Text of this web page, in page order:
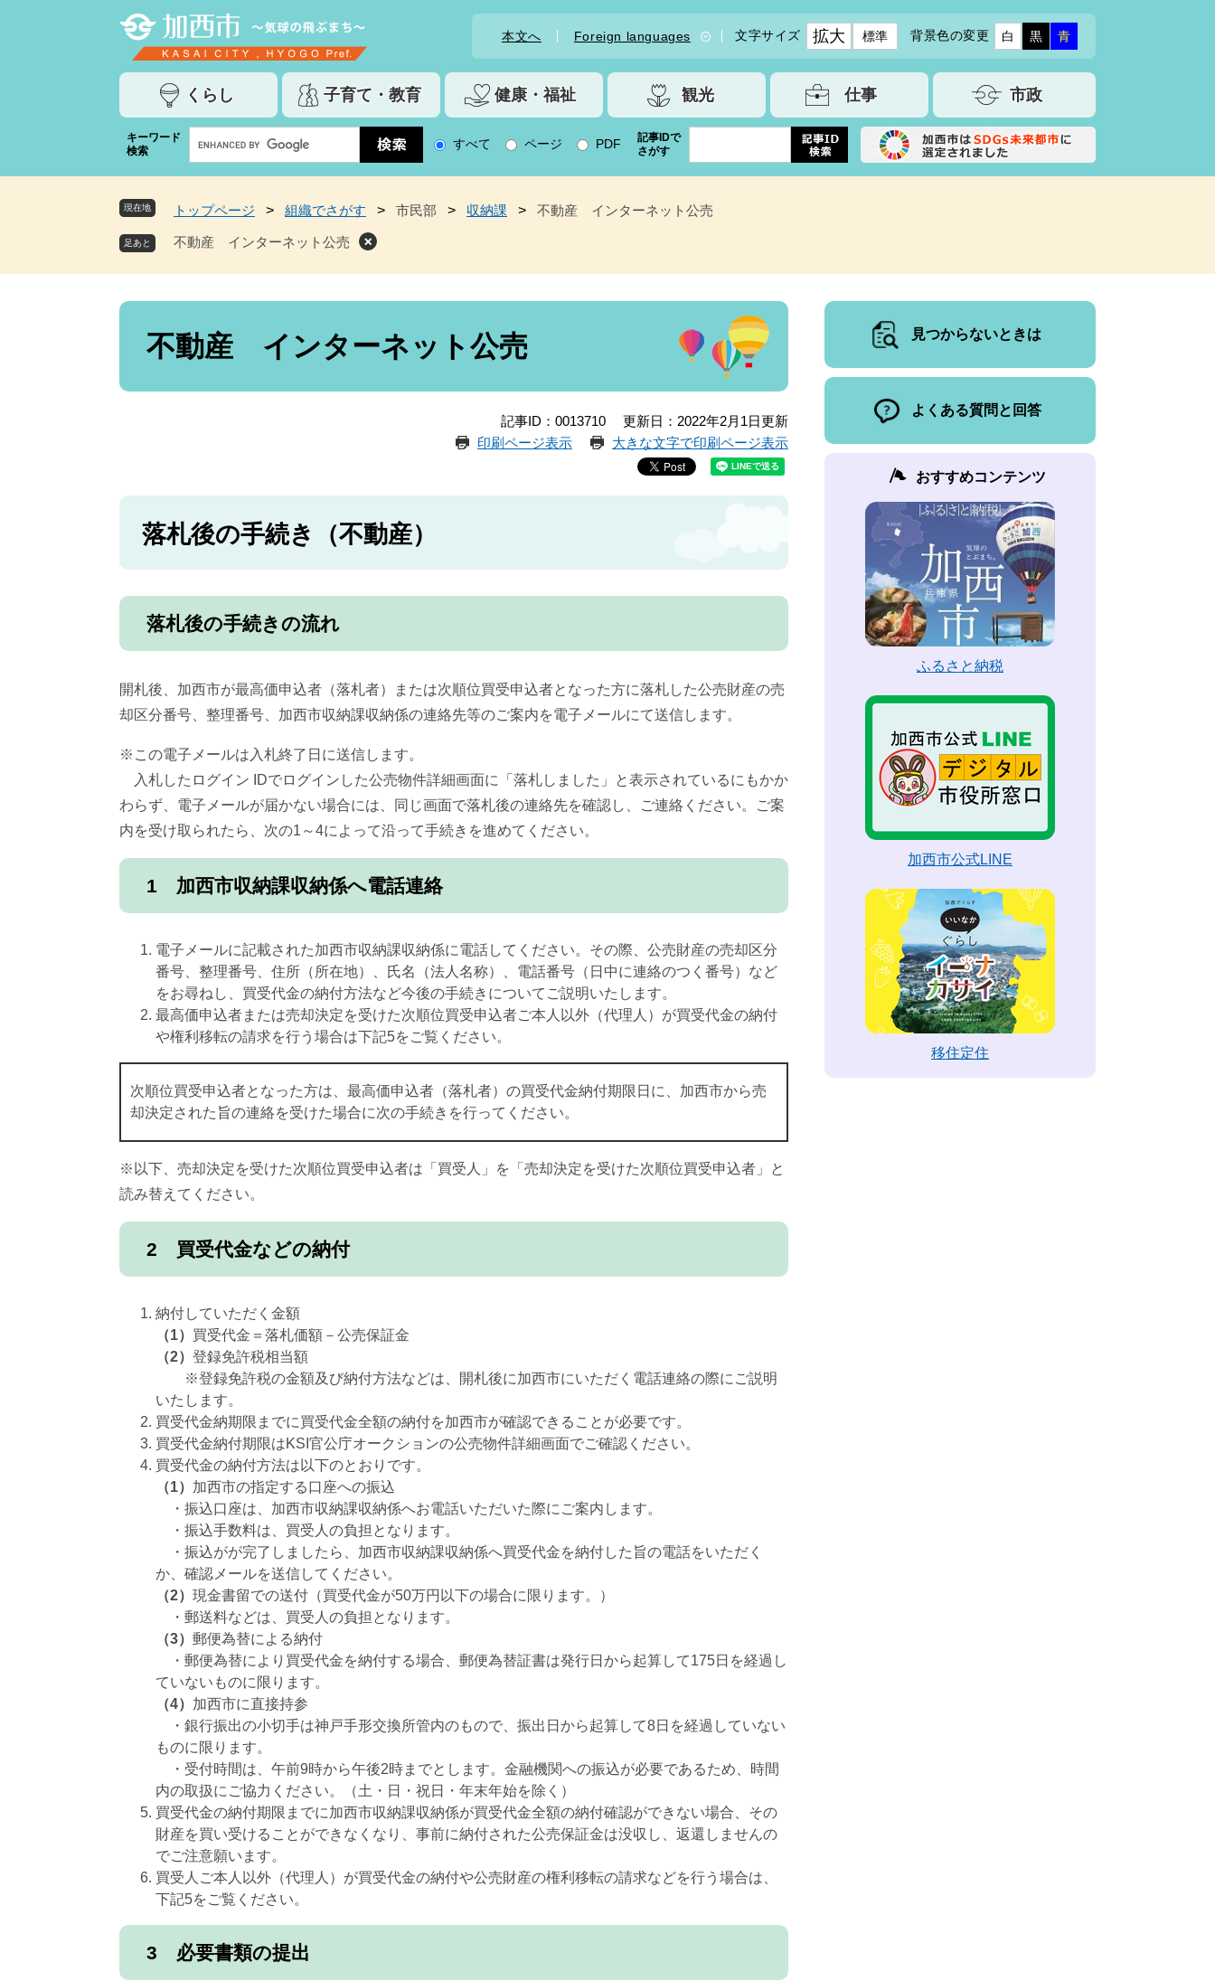
本文へ Foreign languages 文字サイズ 拡大 標準 背景色の変更 白 黒 青
くらし 子育て・教育 健康・福祉 観光 仕事 市政
キーワード
検索
o
l
カ
索
すべて ページ PDF
記事IDで
さがす
現在地 トップページ > 組織でさがす > 市民部 > 収納課 > 不動産 インターネット公売
不動産 インターネット公売
本
不動産 インターネット公売
記事ID：0013710
更新日：2022年2月1日更新
印刷ページ表示
大きな文字で印刷ページ表示
落札後の手続き（不動産）
落札後の手続きの流れ
開札後、加西市が最高価申込者（落札者）または次順位買受申込者となった方に落札した公売財産の売
却区分番号、整理番号、加西市収納課収納係の連絡先等のご案内を電子メールにて送信します。
※この電子メールは入札終了日に送信します。
入札したログイン IDでログインした公売物件詳細画面に「落札しました」と表示されているにもかか
わらず、電子メールが届かない場合には、同じ画面で落札後の連絡先を確認し、ご連絡ください。ご案
内を受け取られたら、次の1～4によって沿って手続きを進めてください。
1 加西市収納課収納係へ電話連絡
電子メールに記載された加西市収納課収納係に電話してください。その際、公売財産の売却区分
番号、整理番号、住所（所在地）、氏名（法人名称）、電話番号（日中に連絡のつく番号）など
をお尋ねし、買受代金の納付方法など今後の手続きについてご説明いたします。
最高価申込者または売却決定を受けた次順位買受申込者ご本人以外（代理人）が買受代金の納付
や権利移転の請求を行う場合は下記5をご覧ください。
次順位買受申込者となった方は、最高価申込者（落札者）の買受代金納付期限日に、加西市から売
却決定された旨の連絡を受けた場合に次の手続きを行ってください。
※以下、売却決定を受けた次順位買受申込者は「買受人」を「売却決定を受けた次順位買受申込者」と
読み替えてください。
2 買受代金などの納付
納付していただく金額
（1） 買受代金＝落札価額－公売保証金
（2） 登録免許税相当額
※登録免許税の金額及び納付方法などは、開札後に加西市にいただく電話連絡の際にご説明
いたします。
買受代金納期限までに買受代金全額の納付を加西市が確認できることが必要です。
買受代金納付期限はKSI官公庁オークションの公売物件詳細画面でご確認ください。
買受代金の納付方法は以下のとおりです。
（1） 加西市の指定する口座への振込
・振込口座は、加西市収納課収納係へお電話いただいた際にご案内します。
・振込手数料は、買受人の負担となります。
・振込がが完了しましたら、加西市収納課収納係へ買受代金を納付した旨の電話をいただく
か、確認メールを送信してください。
（2） 現金書留での送付（買受代金が50万円以下の場合に限ります。）
・郵送料などは、買受人の負担となります。
（3） 郵便為替による納付
・郵便為替により買受代金を納付する場合、郵便為替証書は発行日から起算して175日を経過し
ていないものに限ります。
（4） 加西市に直接持参
・銀行振出の小切手は神戸手形交換所管内のもので、振出日から起算して8日を経過していない
ものに限ります。
・受付時間は、午前9時から午後2時までとします。金融機関への振込が必要であるため、時間
内の取扱にご協力ください。（土・日・祝日・年末年始を除く）
買受代金の納付期限までに加西市収納課収納係が買受代金全額の納付確認ができない場合、その
財産を買い受けることができなくなり、事前に納付された公売保証金は没収し、返還しませんの
でご注意願います。
買受人ご本人以外（代理人）が買受代金の納付や公売財産の権利移転の請求などを行う場合は、
下記5をご覧ください。
3 必要書類の提出
見つからないときは
よくある質問と回答
おすすめコンテンツ
ふるさと納税
加西市公式LINE
移住定住